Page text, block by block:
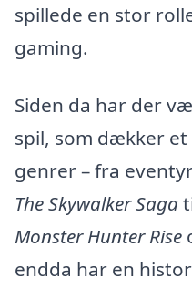
spillede en stor
gaming.
Siden da har der
spil, som dækker
genrer – fra
The Skywalker Saga
Monster Hunter Rise
endda har en